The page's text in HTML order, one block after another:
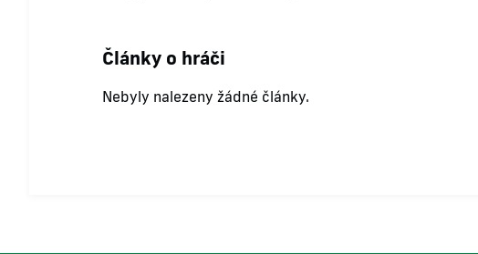
Články o hráči
Nebyly nalezeny žádné články.